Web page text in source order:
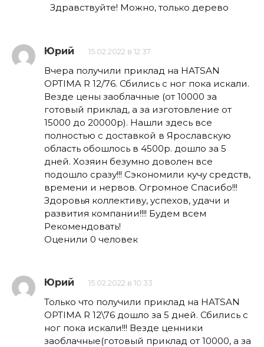
Здравствуйте! Можно, только дерево
Юрий 15.02.2022 в 12:37
Вчера получили приклад на HATSAN
OPTIMA R 12/76. Сбились с ног пока искали.
Везде цены заоблачные (от 10000 за
готовый приклад, а за изготовление от
15000 до 20000р). Нашли здесь все
полностью с доставкой в Ярославскую
область обошлось в 4500р. дошло за 5
дней. Хозяин безумно доволен все
подошло сразу!!! Сэкономили кучу средств,
времени и нервов. Огромное Спасибо!!!
Здоровья коллективу, успехов, удачи и
развития компании!!!! Будем всем
Рекомендовать!
Оценили 0 человек
Юрий 15.02.2022 в 10:33
Только что получили приклад на HATSAN
OPTIMA R 12\76 дошло за 5 дней. Сбились с
ног пока искали!!! Везде ценники
заоблачные(готовый приклад от 10000, а за